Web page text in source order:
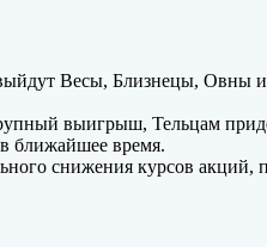
Весы, Близнецы,
выигрыш, Тельцам
ближайшее время.
снижения курсов